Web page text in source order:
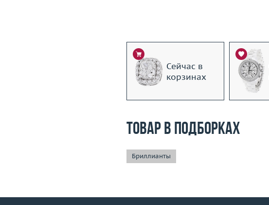
Сейчас в
корзинах
Товар в подборках
Бриллианты